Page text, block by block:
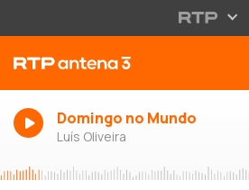
Domingo no Mundo
Luís Oliveira